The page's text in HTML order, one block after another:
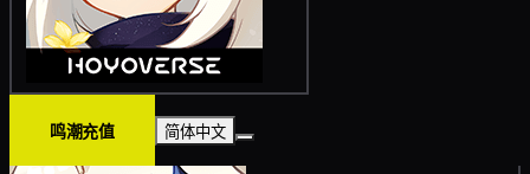
鸣潮充值 简体中文